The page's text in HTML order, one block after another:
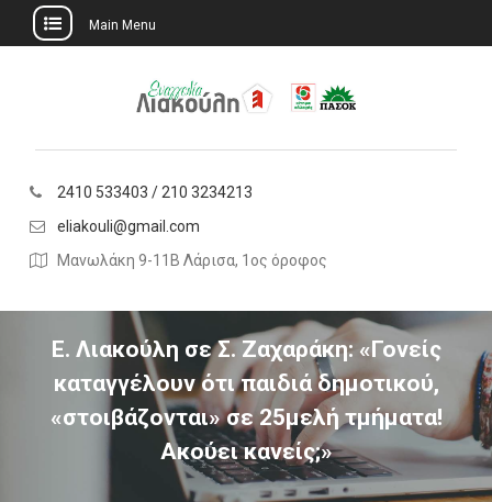
Main Menu
2410 533403 / 210 3234213
eliakouli@gmail.com
Μανωλάκη 9-11Β Λάρισα, 1ος όροφος
Ε. Λιακούλη σε Σ. Ζαχαράκη: «Γονείς
καταγγέλουν ότι παιδιά δημοτικού,
«στοιβάζονται» σε 25μελή τμήματα!
Ακούει κανείς;»